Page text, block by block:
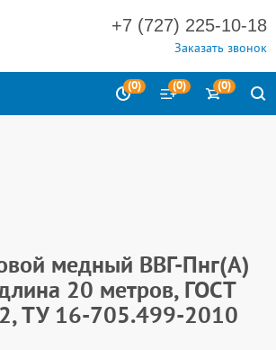
+7 (727) 225-10-18
Заказать звонок
(0) (0) (0)
медный ВВГ-Пнг(А)
20 метров, ГОСТ
ТУ 16-705.499-2010